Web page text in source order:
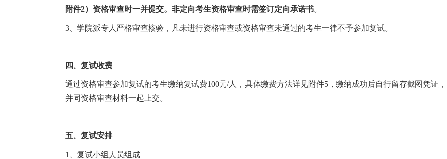
附件2）资格审查时一并提交。非定向考生资格审查时需签订定向承诺书。
3、学院派专人严格审查核验，凡未进行资格审查或资格审查未通过的考生一律不予参加复试。
四、复试收费
通过资格审查参加复试的考生缴纳复试费100元/人，具体缴费方法详见附件5，缴纳成功后自行留存截图凭证，
并同资格审查材料一起上交。
五、复试安排
1、复试小组人员组成